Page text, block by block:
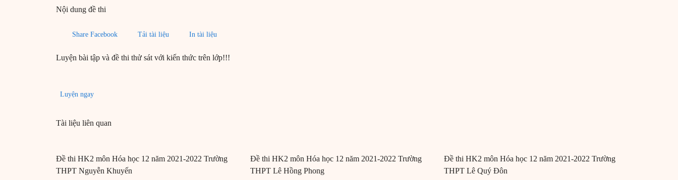
Nội dung đề thi
Share Facebook Tải tài liệu In tài liệu
Luyện bài tập và đề thi thử sát với kiến thức trên lớp!!!
Luyện ngay
Tài liệu liên quan
Đề thi HK2 môn Hóa học 12 năm 2021-2022 Trường
THPT Nguyễn Khuyến
Đề thi HK2 môn Hóa học 12 năm 2021-2022 Trường
THPT Lê Hồng Phong
Đề thi HK2 môn Hóa học 12 năm 2021-2022 Trường
THPT Lê Quý Đôn